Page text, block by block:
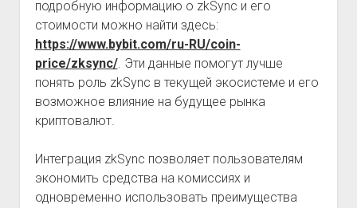
подробную информацию о zkSync и его
стоимости можно найти здесь:
https://www.bybit.com/ru-RU/coin-
price/zksync/. Эти данные помогут лучше
понять роль zkSync в текущей экосистеме и его
возможное влияние на будущее рынка
криптовалют.
Интеграция zkSync позволяет пользователям
экономить средства на комиссиях и
одновременно использовать преимущества